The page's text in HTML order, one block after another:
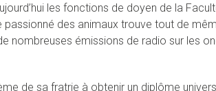
les fonctions de doyen de la
des animaux trouve tout de
nombreuses émissions de radio sur les
de sa fratrie à obtenir un diplôme